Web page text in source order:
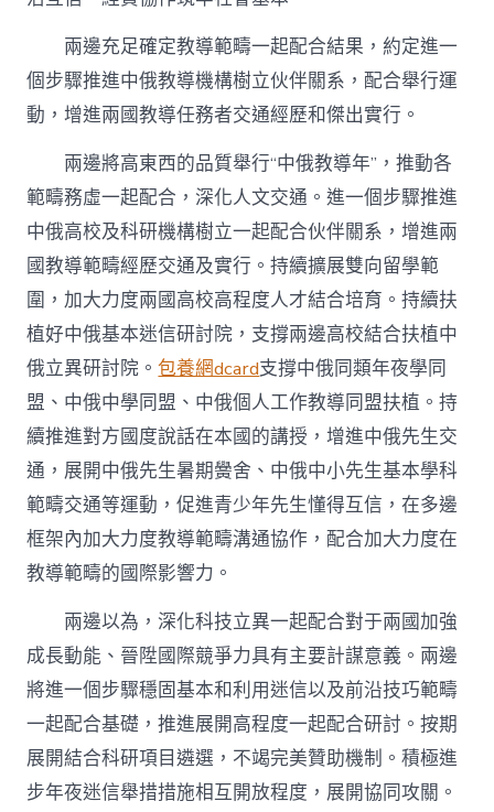
兩邊充足確定教導範疇一起配合結果，約定進一
個步驟推進中俄教導機構樹立伙伴關系，配合舉行運
動，增進兩國教導任務者交通經歷和傑出實行。
兩邊將高東西的品質舉行“中俄教導年”，推動各
範疇務虛一起配合，深化人文交通。進一個步驟推進
中俄高校及科研機構樹立一起配合伙伴關系，增進兩
國教導範疇經歷交通及實行。持續擴展雙向留學範
圍，加大力度兩國高校高程度人才結合培育。持續扶
植好中俄基本迷信研討院，支撐兩邊高校結合扶植中
俄立異研討院。包養網dcard支撐中俄同類年夜學同
盟、中俄中學同盟、中俄個人工作教導同盟扶植。持
續推進對方國度說話在本國的講授，增進中俄先生交
通，展開中俄先生暑期黌舍、中俄中小先生基本學科
範疇交通等運動，促進青少年先生懂得互信，在多邊
框架內加大力度教導範疇溝通協作，配合加大力度在
教導範疇的國際影響力。
兩邊以為，深化科技立異一起配合對于兩國加強
成長動能、晉陞國際競爭力具有主要計謀意義。兩邊
將進一個步驟穩固基本和利用迷信以及前沿技巧範疇
一起配合基礎，推進展開高程度一起配合研討。按期
展開結合科研項目遴選，不竭完美贊助機制。積極進
步年夜迷信舉措措施相互開放程度，展開協同攻關。